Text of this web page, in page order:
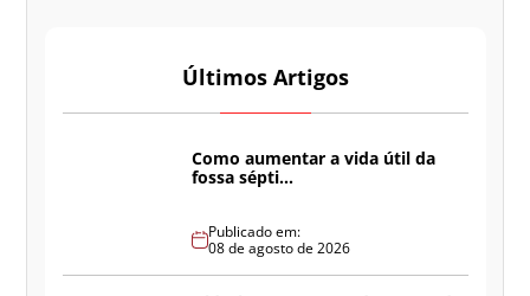
Últimos Artigos
Como aumentar a vida útil da
fossa sépti...
Publicado em:
08 de agosto de 2026